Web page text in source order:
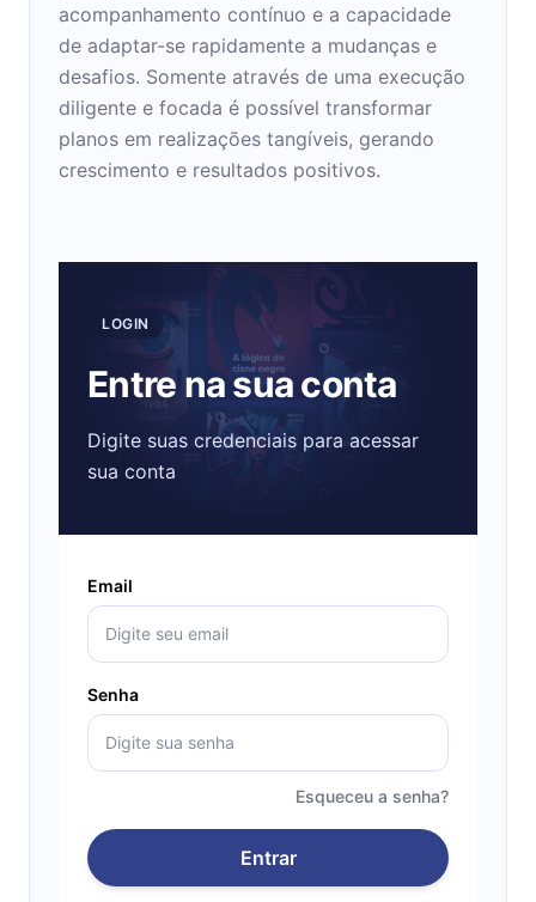
acompanhamento contínuo e a capacidade
de adaptar-se rapidamente a mudanças e
desafios. Somente através de uma execução
diligente e focada é possível transformar
planos em realizações tangíveis, gerando
crescimento e resultados positivos.
LOGIN
Entre na sua conta
Digite suas credenciais para acessar
sua conta
Email
Senha
Esqueceu a senha?
Entrar